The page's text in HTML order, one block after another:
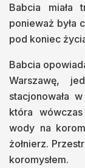
Babcia miała
ponieważ była
pod koniec
Babcia
Warszawę,
stacjonowała
która
wody na
żołnierz.